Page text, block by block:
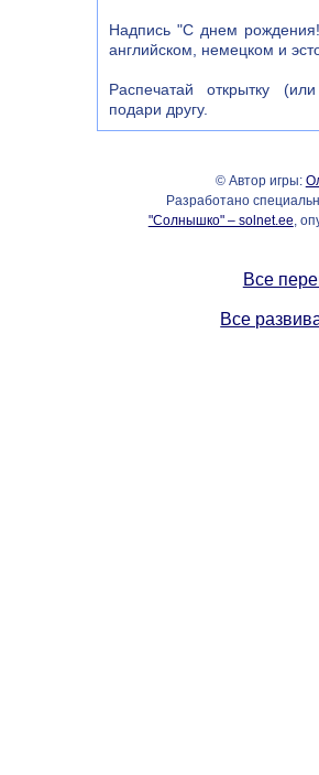
Надпись "С днем
английском, немецком и
Распечатай открытку
подари другу.
© Автор игры:
Разработано
"Солнышко" – solnet.ee,
Все
Все